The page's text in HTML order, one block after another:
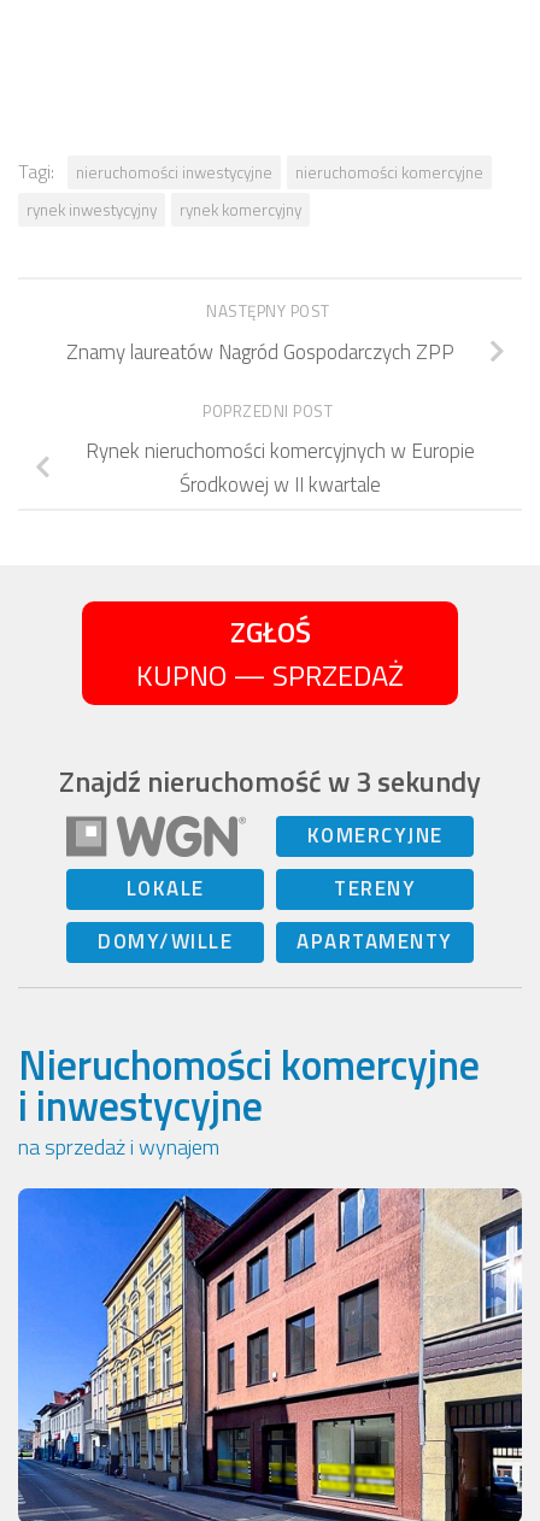
Tagi: nieruchomości inwestycyjne
nieruchomości komercyjne
rynek inwestycyjny
rynek komercyjny
NASTĘPNY POST
Znamy laureatów Nagród Gospodarczych ZPP
POPRZEDNI POST
Rynek nieruchomości komercyjnych w Europie
Środkowej w II kwartale
ZGŁOŚ
KUPNO — SPRZEDAŻ
Znajdź nieruchomość w 3 sekundy
KOMERCYJNE
LOKALE
TERENY
DOMY/WILLE
APARTAMENTY
Nieruchomości komercyjne
i inwestycyjne
na sprzedaż i wynajem